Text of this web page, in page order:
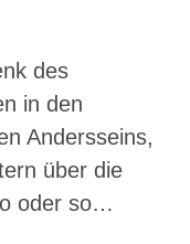
des
in den
Andersseins,
über die
oder so…